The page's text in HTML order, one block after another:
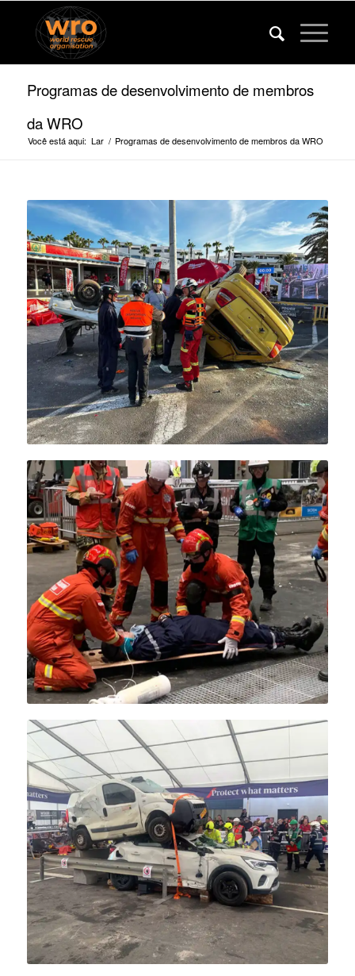
Programas de desenvolvimento de membros
da WRO
Você está aqui: Lar / Programas de desenvolvimento de membros da WRO